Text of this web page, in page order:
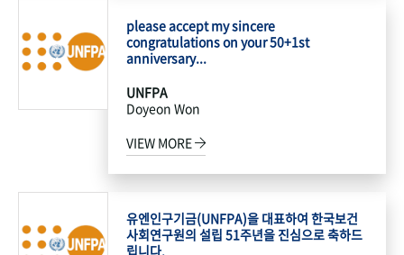
please accept my sincere
congratulations on your 50+1st
anniversary...
UNFPA
Doyeon Won
VIEW MORE
유엔인구기금(UNFPA)을 대표하여 한국보건
사회연구원의 설립 51주년을 진심으로 축하드
립니다.